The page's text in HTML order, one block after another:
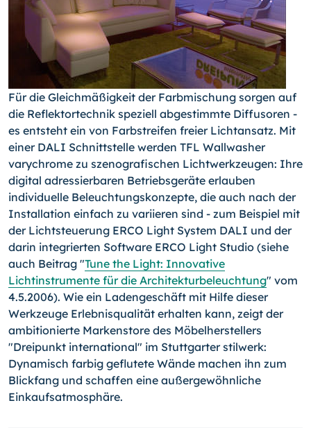
Für die Gleichmäßigkeit der Farbmischung sorgen auf
die Reflektortechnik speziell abgestimmte Diffusoren -
es entsteht ein von Farbstreifen freier Lichtansatz. Mit
einer DALI Schnittstelle werden TFL Wallwasher
varychrome zu szenografischen Lichtwerkzeugen: Ihre
digital adressierbaren Betriebsgeräte erlauben
individuelle Beleuchtungskonzepte, die auch nach der
Installation einfach zu variieren sind - zum Beispiel mit
der Lichtsteuerung ERCO Light System DALI und der
darin integrierten Software ERCO Light Studio (siehe
auch Beitrag "Tune the Light: Innovative
Lichtinstrumente für die Architekturbeleuchtung" vom
4.5.2006). Wie ein Ladengeschäft mit Hilfe dieser
Werkzeuge Erlebnisqualität erhalten kann, zeigt der
ambitionierte Markenstore des Möbelherstellers
"Dreipunkt international" im Stuttgarter stilwerk:
Dynamisch farbig geflutete Wände machen ihn zum
Blickfang und schaffen eine außergewöhnliche
Einkaufsatmosphäre.